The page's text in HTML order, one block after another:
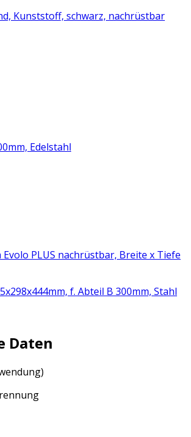
Kunststoff, schwarz, nachrüstbar
Edelstahl
Evolo PLUS nachrüstbar, Breite x Tiefe
f. Abteil B 300mm, Stahl
Daten